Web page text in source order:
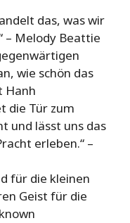
das, was wir
– Melody Beattie
wie schön das
Hanh
die Tür zum
und lässt uns das
erleben.“ –
für die kleinen
Geist für die